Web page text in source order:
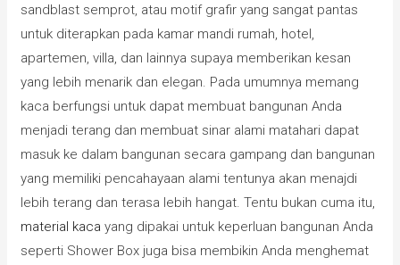
sandblast semprot, atau motif grafir yang sangat pantas
untuk diterapkan pada kamar mandi rumah, hotel,
apartemen, villa, dan lainnya supaya memberikan kesan
yang lebih menarik dan elegan. Pada umumnya memang
kaca berfungsi untuk dapat membuat bangunan Anda
menjadi terang dan membuat sinar alami matahari dapat
masuk ke dalam bangunan secara gampang dan bangunan
yang memiliki pencahayaan alami tentunya akan menajdi
lebih terang dan terasa lebih hangat. Tentu bukan cuma itu,
material kaca yang dipakai untuk keperluan bangunan Anda
seperti Shower Box juga bisa membikin Anda menghemat